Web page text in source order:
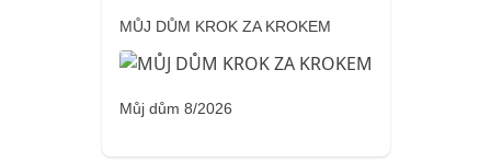
MŮJ DŮM KROK ZA KROKEM
Můj dům 8/2026